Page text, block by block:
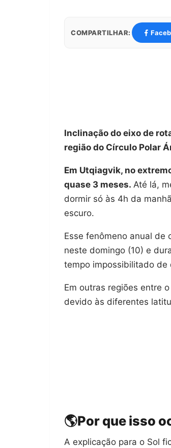
COMPARTILHAR:
Inclinação do eixo de
região do Círculo Polar
Em Utqiagvik, no
quase 3 meses. Até lá,
dormir só às 4h da
escuro.
Esse fenômeno anual
neste domingo (10) e
tempo impossibilitado de
Em outras regiões entre
devido às diferentes
🌎Por que isso
A explicação para o Sol